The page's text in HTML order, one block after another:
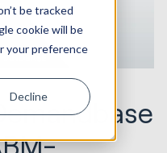
be tracked
cookie will be
your preference
Decline